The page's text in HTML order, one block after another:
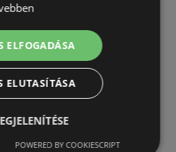
elemek itt:
ELFOGADÁSA
ELUTASÍTÁSA
POWERED BY COOKIESCRIPT